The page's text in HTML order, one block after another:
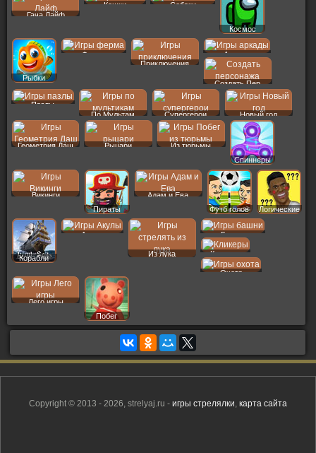
Гача Лайф
Кошки Собаки
Космос
Рыбки
Ферма
Приключения
Аркады
Создать Пер
Пазлы
По Мультам
Супергерои Новый год
Геометрия Даш Рыцари
Из тюрьмы
Спиннеры
Викинги
Пираты
Адам и Ева
Футб голов
Логические
Корабли
Акулы
Из лука
Башни
Кликеры
Охота
Лего игры
Побег
Copyright © 2013 - 2026, strelyaj.ru - игры стрелялки, карта сайта